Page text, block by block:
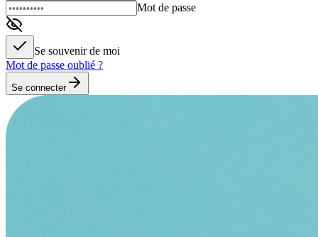
Mot de passe
Se souvenir de moi
Mot de passe oublié ?
Se connecter